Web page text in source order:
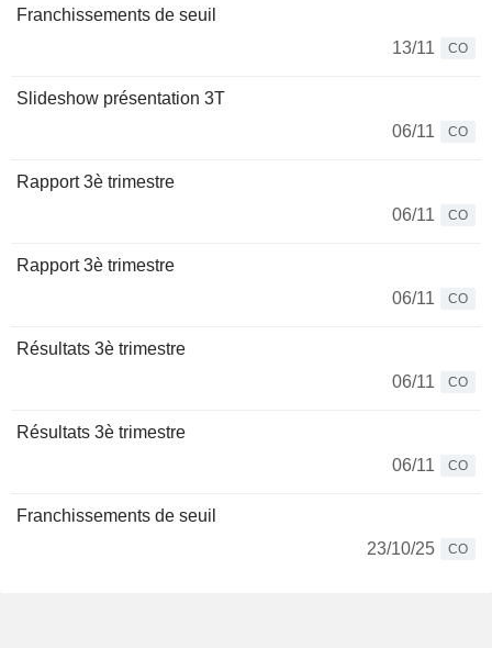
Franchissements de seuil
13/11
CO
Slideshow présentation 3T
06/11
CO
Rapport 3è trimestre
06/11
CO
Rapport 3è trimestre
06/11
CO
Résultats 3è trimestre
06/11
CO
Résultats 3è trimestre
06/11
CO
Franchissements de seuil
23/10/25
CO